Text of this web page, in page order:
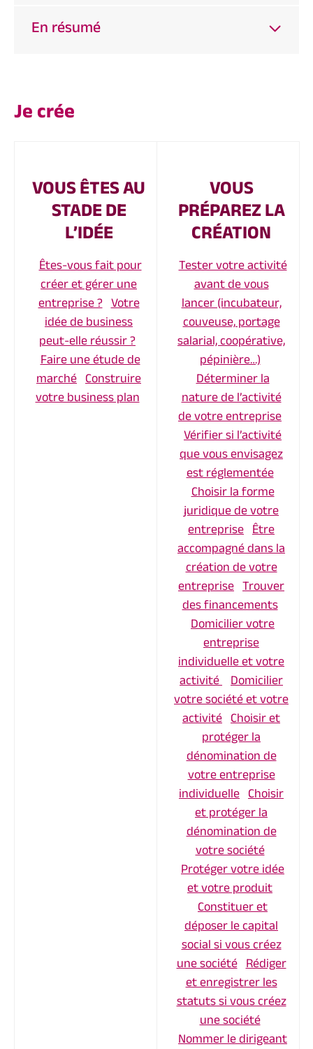
En résumé
Je crée
VOUS ÊTES AU
STADE DE
L’IDÉE
Êtes-vous fait pour
créer et gérer une
entreprise ? Votre
idée de business
peut-elle réussir ?
Faire une étude de
marché Construire
votre business plan
VOUS
PRÉPAREZ LA
CRÉATION
Tester votre activité
avant de vous
lancer (incubateur,
couveuse, portage
salarial, coopérative,
pépinière…)
Déterminer la
nature de l’activité
de votre entreprise
Vérifier si l’activité
que vous envisagez
est réglementée
Choisir la forme
juridique de votre
entreprise Être
accompagné dans la
création de votre
entreprise Trouver
des financements
Domicilier votre
entreprise
individuelle et votre
activité Domicilier
votre société et votre
activité Choisir et
protéger la
dénomination de
votre entreprise
individuelle Choisir
et protéger la
dénomination de
votre société
Protéger votre idée
et votre produit
Constituer et
déposer le capital
social si vous créez
une société Rédiger
et enregistrer les
statuts si vous créez
une société
Nommer le dirigeant